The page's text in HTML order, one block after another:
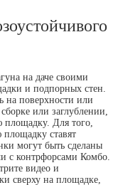
на даче своими
и подпорных стен.
на поверхности или
или заглублении,
площадку. Для того,
площадку ставят
могут быть сделаны
с контрфорсами Комбо.
видео и
сверху на площадке,